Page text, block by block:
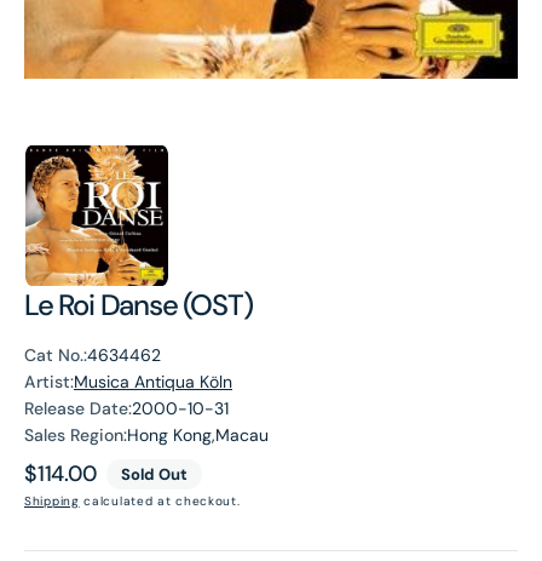
Le Roi Danse (OST)
Cat No.:4634462
Artist:Musica Antiqua Köln
Release Date:2000-10-31
Sales Region:Hong Kong,Macau
Regular
price
$114.00 Sold Out
Shipping calculated at checkout.